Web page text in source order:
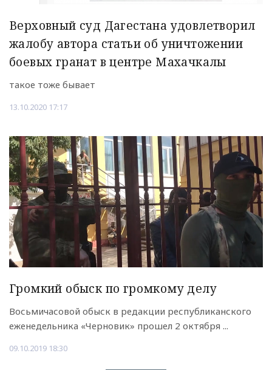
Верховный суд Дагестана удовлетворил
жалобу автора статьи об уничтожении
боевых гранат в центре Махачкалы
такое тоже бывает
13.10.2020 17:17
Громкий обыск по громкому делу
Восьмичасовой обыск в редакции республиканского
еженедельника «Черновик» прошел 2 октября ...
09.10.2019 18:30